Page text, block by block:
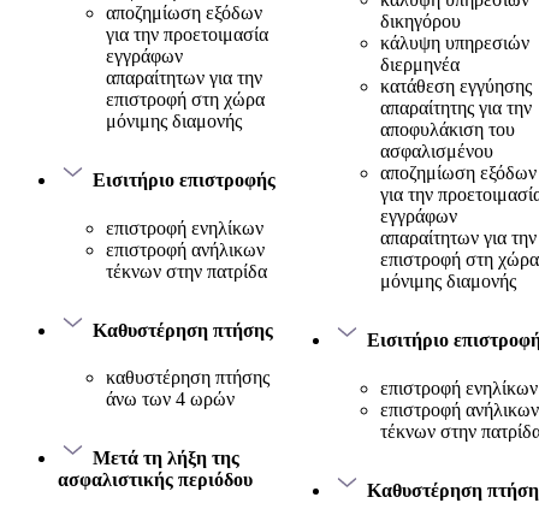
αποζημίωση εξόδων
για την προετοιμασία
εγγράφων
απαραίτητων για την
επιστροφή στη χώρα
μόνιμης διαμονής
Εισιτήριο επιστροφής
επιστροφή ενηλίκων
επιστροφή ανήλικων
τέκνων στην πατρίδα
Καθυστέρηση πτήσης
καθυστέρηση πτήσης
άνω των 4 ωρών
Μετά τη λήξη της
ασφαλιστικής περιόδου
δικηγόρου
κάλυψη υπηρεσιών
διερμηνέα
κατάθεση εγγύησης
απαραίτητης για την
αποφυλάκιση του
ασφαλισμένου
αποζημίωση εξόδων
για την
εγγράφων
απαραίτητων για την
επιστροφή στη χώρα
μόνιμης διαμονής
Εισιτήριο
επιστροφή ενηλίκων
επιστροφή ανήλικων
τέκνων στην
Καθυστέρηση